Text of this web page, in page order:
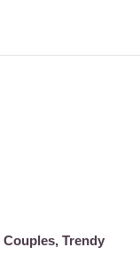
Couples, Trendy